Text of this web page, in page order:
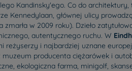
Kandinsky'ego. Co do
Kennedylaan, głównej ulicy
w 2009 roku). Dzieło
autentycznego ruchu. W
reżyserzy i najbardziej uznane
producenta ciężarówek i
ekologiczna farma, minigolf,